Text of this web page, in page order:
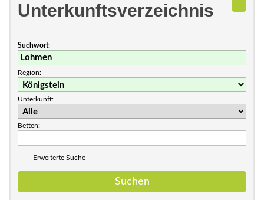
Unterkunftsverzeichnis
Suchwort:
Region:
Unterkunft:
Betten:
Erweiterte Suche